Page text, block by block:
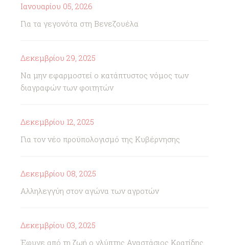
Ιανουαρίου 05, 2026
Για τα γεγονότα στη Βενεζουέλα
Δεκεμβρίου 29, 2025
Να μην εφαρμοστεί ο κατάπτυστος νόμος των
διαγραφών των φοιτητών
Δεκεμβρίου 12, 2025
Για τον νέο προϋπολογισμό της Κυβέρνησης
Δεκεμβρίου 08, 2025
Αλληλεγγύη στον αγώνα των αγροτών
Δεκεμβρίου 03, 2025
Έφυγε από τη ζωή ο γλύπτης Αναστάσιος Κρατίδης